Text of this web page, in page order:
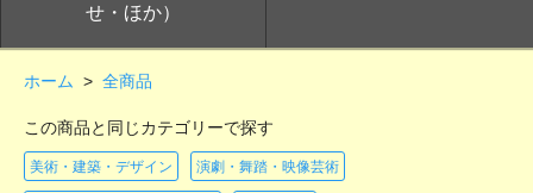
せ・ほか）
ホーム > 全商品
この商品と同じカテゴリーで探す
美術・建築・デザイン 演劇・舞踏・映像芸術